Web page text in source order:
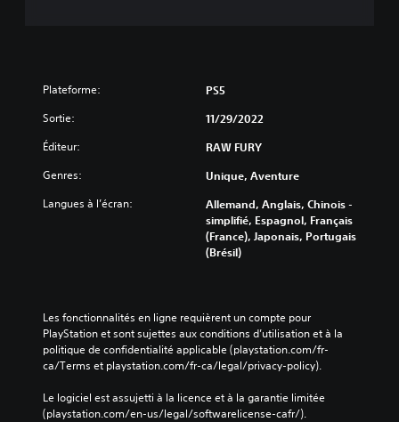
Plateforme: PS5
Sortie: 11/29/2022
Éditeur: RAW FURY
Genres: Unique, Aventure
Langues à l’écran:
Allemand, Anglais, Chinois -
simplifié, Espagnol, Français
(France), Japonais, Portugais
(Brésil)
Les fonctionnalités en ligne requièrent un compte pour
PlayStation et sont sujettes aux conditions d’utilisation et à la
politique de confidentialité applicable (playstation.com/fr-
ca/Terms et playstation.com/fr-ca/legal/privacy-policy).
Le logiciel est assujetti à la licence et à la garantie limitée
(playstation.com/en-us/legal/softwarelicense-cafr/).